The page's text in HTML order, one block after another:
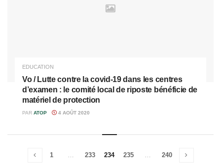
EDUCATION
Vo / Lutte contre la covid-19 dans les centres
d’examen : le comité local de riposte bénéficie de
matériel de protection
PAR ATOP 4 AOÛT 2020
1 … 233 234 235 … 240